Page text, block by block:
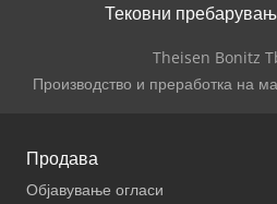
Тековни
Theisen Bonitz
Производство и преработка на
Продава
Објавување огласи